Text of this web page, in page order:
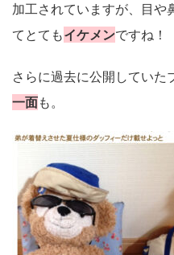
加工されていますが、目や
てとてもイケメンですね！
さらに過去に公開していた
一面も。